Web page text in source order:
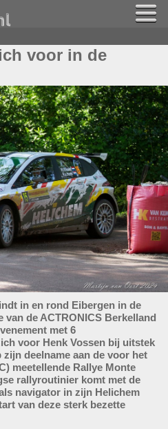
voor in de
in en rond Eibergen in de
de ACTRONICS Berkelland
met 6
voor Henk Vossen bij uitstek
deelname aan de voor het
meetellende Rallye Monte
rallyroutinier komt met de
navigator in zijn Helichem
van deze sterk bezette